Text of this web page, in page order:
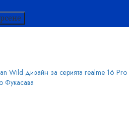
Wild дизайн за серията realme 16 Pro
Фукасава